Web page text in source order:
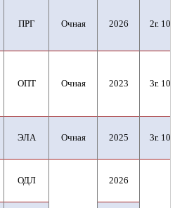
ПРГ Очная 2026 2г.
ОПТ Очная 2023 3г.
ЭЛА Очная 2025 3г.
ОДЛ 2026